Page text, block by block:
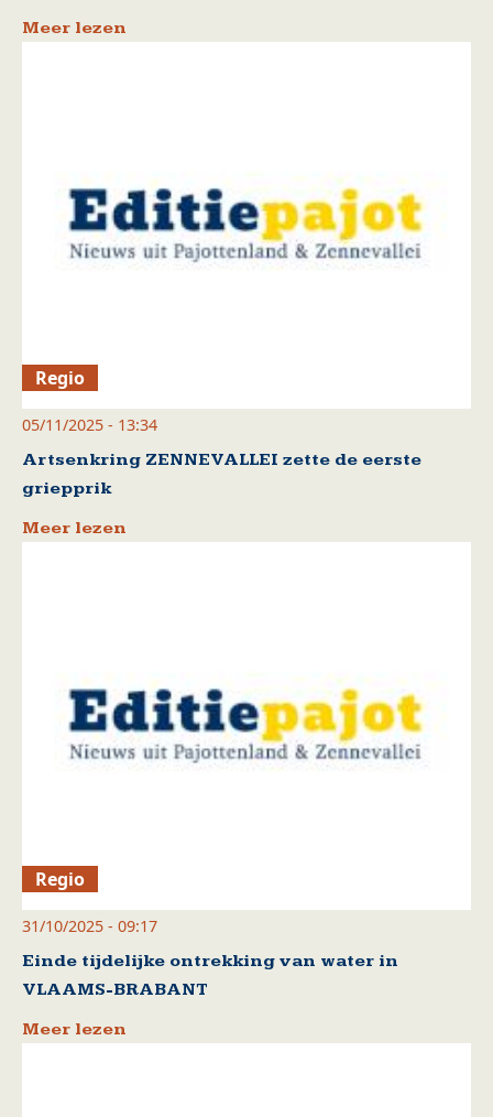
Meer lezen
Regio
05/11/2025 - 13:34
Artsenkring ZENNEVALLEI zette de eerste
griepprik
Meer lezen
Regio
31/10/2025 - 09:17
Einde tijdelijke ontrekking van water in
VLAAMS-BRABANT
Meer lezen